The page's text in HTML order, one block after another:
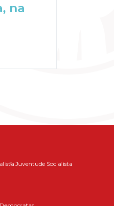
na
Juventude Socialista